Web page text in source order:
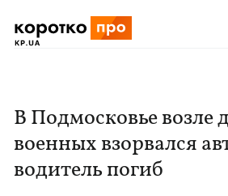
В Подмосковье возле
военных взорвался
водитель погиб